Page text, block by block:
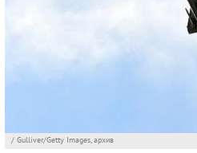
/ Gulliver/Getty Images, архив